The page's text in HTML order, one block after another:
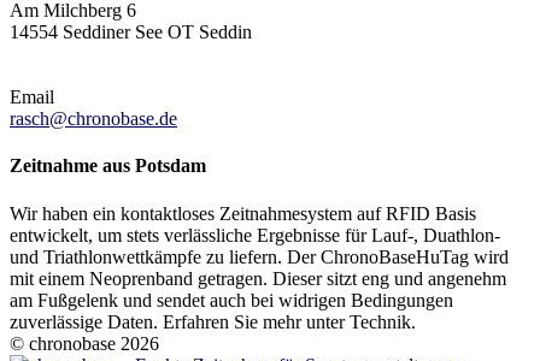
Am Milchberg 6
14554 Seddiner See OT Seddin
Email
rasch@chronobase.de
Zeitnahme aus Potsdam
Wir haben ein kontaktloses Zeitnahmesystem auf RFID Basis
entwickelt, um stets verlässliche Ergebnisse für Lauf-, Duathlon-
und Triathlonwettkämpfe zu liefern. Der ChronoBaseHuTag wird
mit einem Neoprenband getragen. Dieser sitzt eng und angenehm
am Fußgelenk und sendet auch bei widrigen Bedingungen
zuverlässige Daten. Erfahren Sie mehr unter Technik.
© chronobase 2026